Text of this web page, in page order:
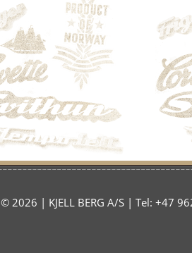
© 2026 | KJELL BERG A/S | Tel: +47